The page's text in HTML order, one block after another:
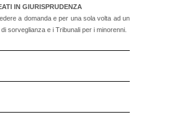
IN GIURISPRUDENZA
a domanda e per una sola volta ad un
sorveglianza e i Tribunali per i minorenni.